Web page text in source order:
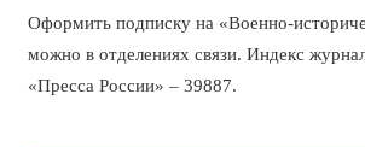
Оформить подписку на «Военно-
можно в отделениях связи. Индекс
«Пресса России» – 39887.